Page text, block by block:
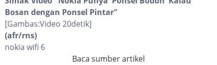
Bosan dengan Ponsel Pintar"
[Gambas:Video 20detik]
(afr/rns)
nokia wifi 6
Baca sumber artikel